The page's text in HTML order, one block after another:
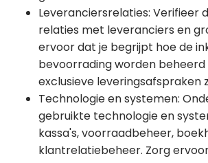
Leveranciersrelaties: Verifieer
relaties met leveranciers en
ervoor dat je begrijpt hoe de
bevoorrading worden
exclusieve leveringsafspraken
Technologie en systemen:
gebruikte technologie en
kassa's, voorraadbeheer,
klantrelatiebeheer. Zorg